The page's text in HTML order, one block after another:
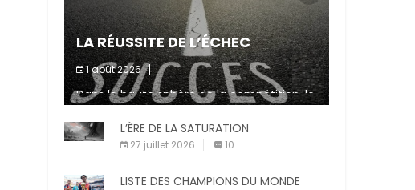
LA RÉUSSITE DE L’ÉCHEC
1 août 2026
Dans la haute sphère de la compétition, le
fait de ne pas atteindre un objectif est un
signe d’incompétence et une source de
sanctions diverses (avertissement, […]
L’ÈRE DE LA SATURATION
27 juillet 2026 10
LISTE DES CHAMPIONS DU MONDE